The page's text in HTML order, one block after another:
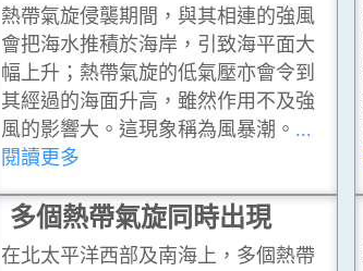
熱帶氣旋侵襲期間，與其相連的強風
會把海水推積於海岸，引致海平面大
幅上升；熱帶氣旋的低氣壓亦會令到
其經過的海面升高，雖然作用不及強
風的影響大。這現象稱為風暴潮。 ...
閱讀更多
多個熱帶氣旋同時出現
在北太平洋西部及南海上，多個熱帶